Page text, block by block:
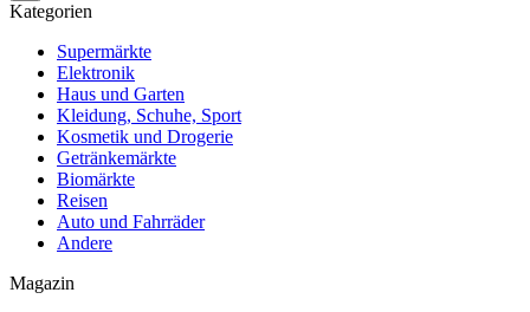
Kategorien
Supermärkte
Elektronik
Haus und Garten
Kleidung, Schuhe, Sport
Kosmetik und Drogerie
Getränkemärkte
Biomärkte
Reisen
Auto und Fahrräder
Andere
Magazin